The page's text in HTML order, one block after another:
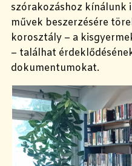
szórakozáshoz kínálunk
művek beszerzésére
korosztály – a
– találhat
dokumentumokat.